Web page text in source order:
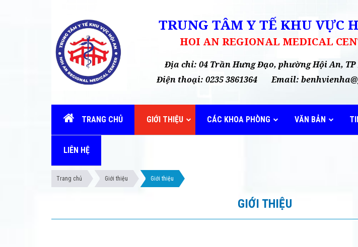
TRUNG TÂM Y TẾ KHU VỰC
HOI AN REGIONAL MEDICAL
Địa chỉ: 04 Trần Hưng Đạo, phường Hội An,
Điện thoại: 0235 3861364 Email:
TRANG CHỦ GIỚI THIỆU CÁC KHOA PHÒNG VĂN BẢN
LIÊN HỆ
Trang chủ Giới thiệu Giới thiệu
GIỚI THIỆU